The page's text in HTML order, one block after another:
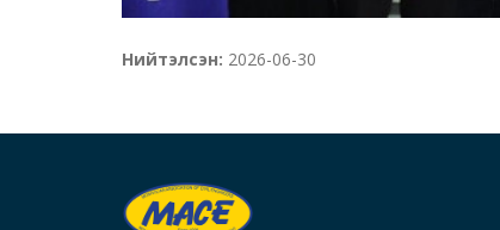
Нийтэлсэн: 2026-06-30